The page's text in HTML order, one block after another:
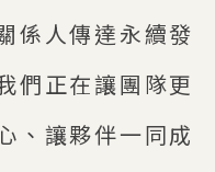
係人傳達永續發
們正在讓團隊更
、讓夥伴一同成